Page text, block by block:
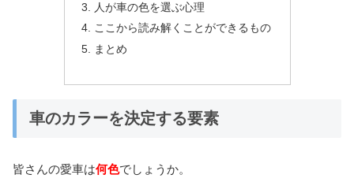
人が車の色を選ぶ心理
ここから読み解くことができるもの
まとめ
車のカラーを決定する要素
皆さんの愛車は何色でしょうか。